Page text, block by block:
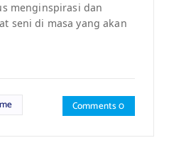
menginspirasi dan
seni di masa yang akan
Comments 0